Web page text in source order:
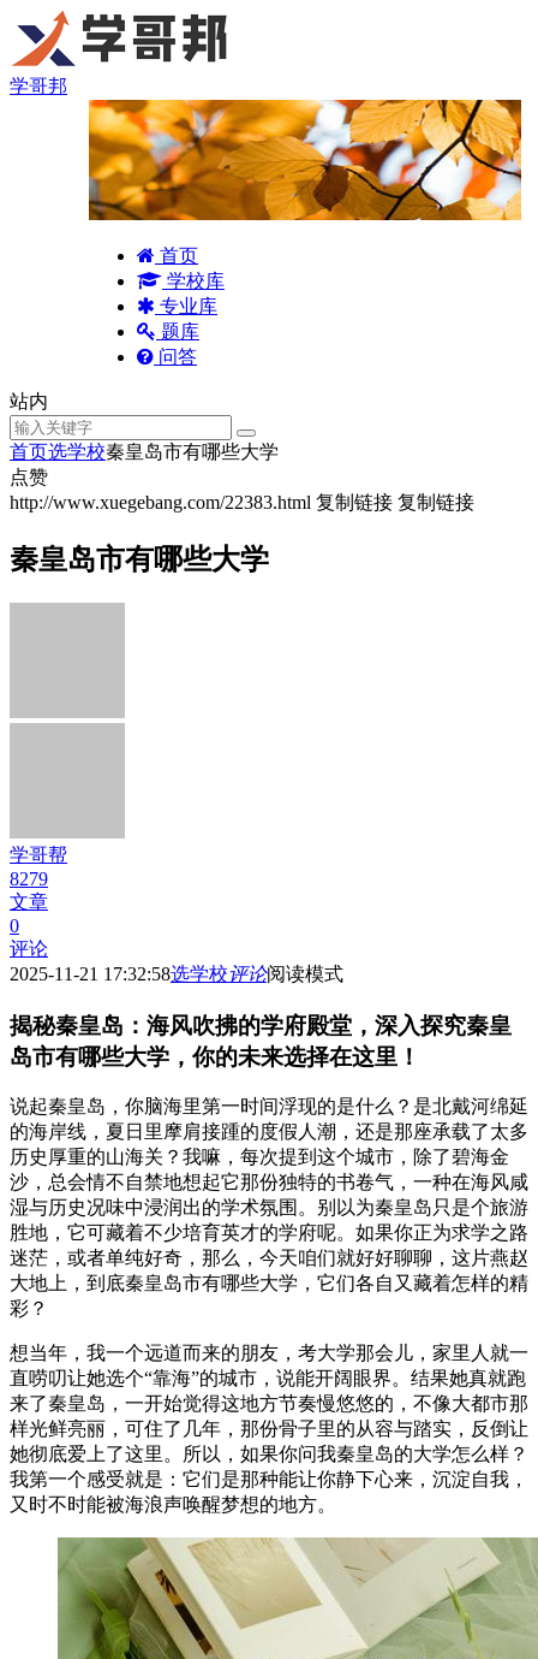
学哥邦
首页
学校库
专业库
题库
问答
站内
首页选学校秦皇岛市有哪些大学
点赞
http://www.xuegebang.com/22383.html 复制链接 复制链接
秦皇岛市有哪些大学
学哥帮
8279
文章
0
评论
2025-11-21 17:32:58选学校评论阅读模式
揭秘秦皇岛：海风吹拂的学府殿堂，深入探究秦皇
岛市有哪些大学，你的未来选择在这里！
说起秦皇岛，你脑海里第一时间浮现的是什么？是北戴河绵延
的海岸线，夏日里摩肩接踵的度假人潮，还是那座承载了太多
历史厚重的山海关？我嘛，每次提到这个城市，除了碧海金
沙，总会情不自禁地想起它那份独特的书卷气，一种在海风咸
湿与历史况味中浸润出的学术氛围。别以为秦皇岛只是个旅游
胜地，它可藏着不少培育英才的学府呢。如果你正为求学之路
迷茫，或者单纯好奇，那么，今天咱们就好好聊聊，这片燕赵
大地上，到底秦皇岛市有哪些大学，它们各自又藏着怎样的精
彩？
想当年，我一个远道而来的朋友，考大学那会儿，家里人就一
直唠叨让她选个“靠海”的城市，说能开阔眼界。结果她真就跑
来了秦皇岛，一开始觉得这地方节奏慢悠悠的，不像大都市那
样光鲜亮丽，可住了几年，那份骨子里的从容与踏实，反倒让
她彻底爱上了这里。所以，如果你问我秦皇岛的大学怎么样？
我第一个感受就是：它们是那种能让你静下心来，沉淀自我，
又时不时能被海浪声唤醒梦想的地方。